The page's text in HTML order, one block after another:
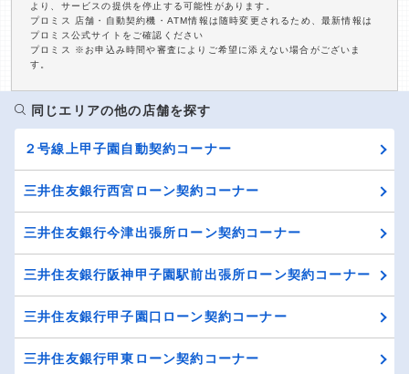
より、サービスの提供を停止する可能性があります。
プロミス 店舗・自動契約機・ATM情報は随時変更されるため、最新情報は
プロミス公式サイトをご確認ください
プロミス ※お申込み時間や審査によりご希望に添えない場合がございま
す。
同じエリアの他の店舗を探す
２号線上甲子園自動契約コーナー
三井住友銀行西宮ローン契約コーナー
三井住友銀行今津出張所ローン契約コーナー
三井住友銀行阪神甲子園駅前出張所ローン契約コーナー
三井住友銀行甲子園口ローン契約コーナー
三井住友銀行甲東ローン契約コーナー